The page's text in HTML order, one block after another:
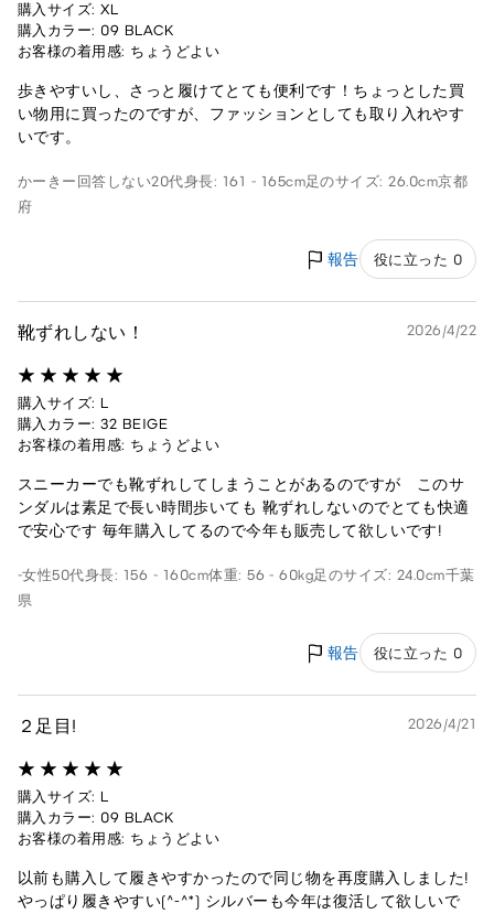
購入サイズ: XL
購入カラー: 09 BLACK
お客様の着用感: ちょうどよい
歩きやすいし、さっと履けてとても便利です！ちょっとした買
い物用に買ったのですが、ファッションとしても取り入れやす
いです。
かーきー 回答しない20代身長: 161 - 165cm足のサイズ: 26.0cm京都
府
報告 役に立った 0
靴ずれしない！ 2026/4/22
購入サイズ: L
購入カラー: 32 BEIGE
お客様の着用感: ちょうどよい
スニーカーでも靴ずれしてしまうことがあるのですが このサ
ンダルは素足で長い時間歩いても 靴ずれしないのでとても快適
で安心です 毎年購入してるので今年も販売して欲しいです!
-女性50代身長: 156 - 160cm体重: 56 - 60kg足のサイズ: 24.0cm千葉
県
報告 役に立った 0
２足目! 2026/4/21
購入サイズ: L
購入カラー: 09 BLACK
お客様の着用感: ちょうどよい
以前も購入して履きやすかったので同じ物を再度購入しました!
やっぱり履きやすい(^-^*) シルバーも今年は復活して欲しいで